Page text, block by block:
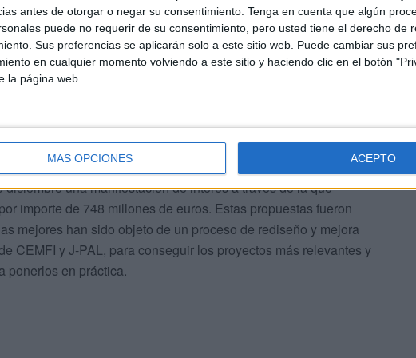
antes de otorgar o negar su consentimiento. Tenga en cuenta que algún
puede no requerir de su consentimiento, pero usted tiene el derecho de
Sus preferencias se aplicarán solo a este sitio web. Puede cambiar sus
en cualquier momento volviendo a este sitio y haciendo clic en el botón
la página web.
MÁS OPCIONES ACEPTO
la Secretaría General de Objetivos y Políticas de Inclusión y
una manifestación de interés a través de la que
importe de 748 millones de euros. Estas propuestas fueron
mejores han sido objeto de un proceso de rediseño y mejora
CEMFI y J-PAL, para conseguir los proyectos más relevantes y
ponerlos en práctica.